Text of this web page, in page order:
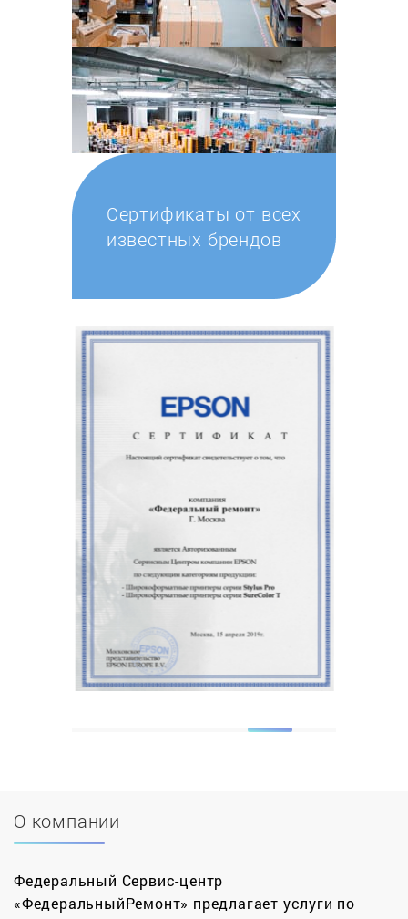
Сертификаты от всех
известных брендов
О компании
Федеральный Сервис-центр
«ФедеральныйРемонт» предлагает услуги по